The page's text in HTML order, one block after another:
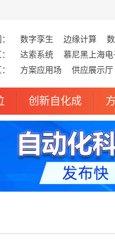
数字孪生 边缘计算
达索系统 慕尼黑上海电
方案应用场 供应展示厅
创新自化成